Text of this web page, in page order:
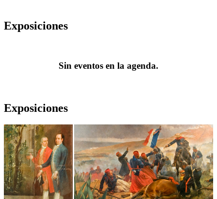
Exposiciones
Sin eventos en la agenda.
Exposiciones